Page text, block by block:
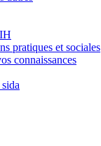
pratiques et sociales
connaissances